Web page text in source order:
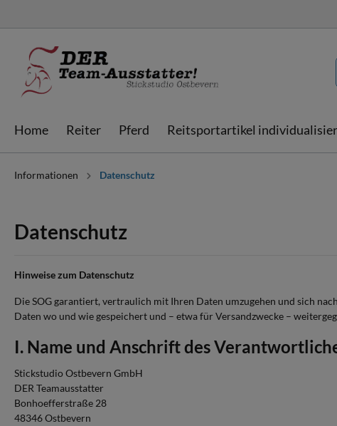
Home Reiter Pferd Reitsportartikel
Jacken & Westen
Ausrüstung & Bags
Schabracken
Bandagen
Schabracken
Informationen Datenschutz
Datenschutz
Hinweise zum Datenschutz
Die SOG garantiert, vertraulich mit Ihren Daten umzugehen und sich
Daten wo und wie gespeichert und – etwa für Versandzwecke –
I. Name und Anschrift des
Stickstudio Ostbevern GmbH
DER Teamausstatter
Bonhoefferstraße 28
48346 Ostbevern